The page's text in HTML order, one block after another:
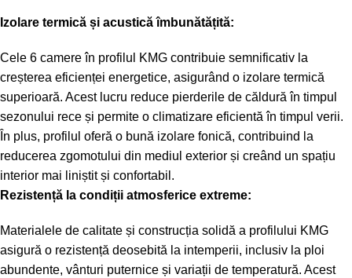
Izolare termică și acustică îmbunătățită:
Cele 6 camere în profilul KMG contribuie semnificativ la
creșterea eficienței energetice, asigurând o izolare termică
superioară. Acest lucru reduce pierderile de căldură în timpul
sezonului rece și permite o climatizare eficientă în timpul verii.
În plus, profilul oferă o bună izolare fonică, contribuind la
reducerea zgomotului din mediul exterior și creând un spațiu
interior mai liniștit și confortabil.
Rezistență la condiții atmosferice extreme:
Materialele de calitate și construcția solidă a profilului KMG
asigură o rezistență deosebită la intemperii, inclusiv la ploi
abundente, vânturi puternice și variații de temperatură. Acest